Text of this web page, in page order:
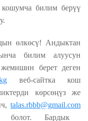
билим берүү
өлкөсү! Андыктан
билим алуусун
берет деген
веб-сайтка кош
көрсөңүз же
talas.rbbb@gmail.com
болот. Бардык